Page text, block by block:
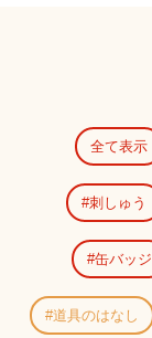
全て表示
刺しゅう
缶バッジ
道具のはなし